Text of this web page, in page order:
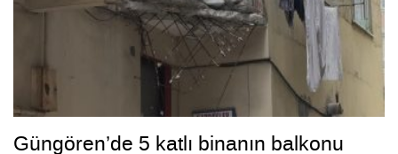
Güngören’de 5 katlı binanın balkonu